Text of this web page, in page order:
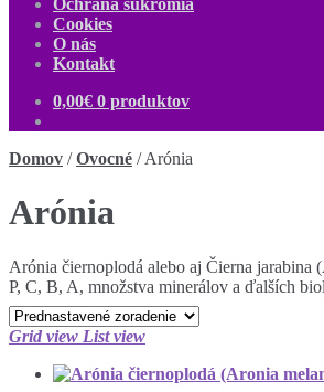
Ochrana súkromia
Cookies
O nás
Kontakt
0,00€ 0 produktov
Domov /Ovocné /Arónia
Arónia
Arónia čiernoplodá alebo aj Čierna jarabina
P, C, B, A, množstva minerálov a ďalších
Grid view List view